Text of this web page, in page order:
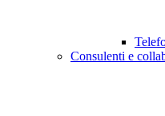
Consulenti e